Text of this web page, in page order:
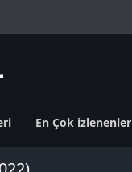
En Çok izlenenler